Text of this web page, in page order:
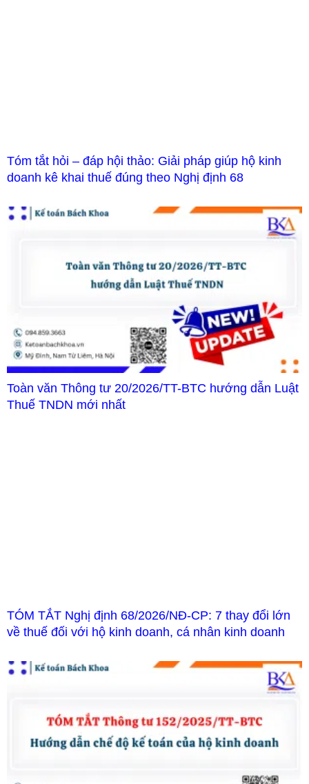
Tóm tắt hỏi – đáp hội thảo: Giải pháp giúp hộ kinh
doanh kê khai thuế đúng theo Nghị định 68
Toàn văn Thông tư 20/2026/TT-BTC hướng dẫn Luật
Thuế TNDN mới nhất
TÓM TẮT Nghị định 68/2026/NĐ-CP: 7 thay đổi lớn
về thuế đối với hộ kinh doanh, cá nhân kinh doanh